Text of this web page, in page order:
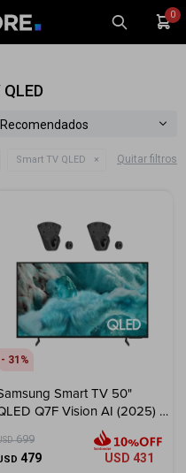
0
Recomendados
Smart TV QLED Quitar filtros
31
Smart TV 50"
Q7F Vision AI (2025) +
Soporte de Pared LUMI
100" ¡De Regalo!
699
479 USD 431